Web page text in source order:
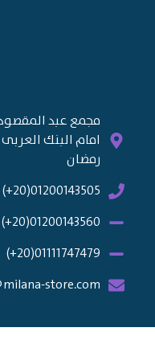
امام البنك
رمضان
01200143505(20+)
01200143560(20+)
01111747479(20+)
store.com